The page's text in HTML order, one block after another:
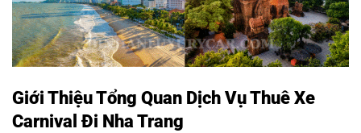
Giới Thiệu Tổng Quan Dịch Vụ Thuê Xe
Carnival Đi Nha Trang